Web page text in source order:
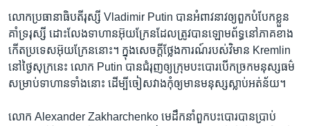
លោក​ប្រធានាធិបតី​រុស្សី ​Vladimir Putin ​បាន​អំពាវនាវ​ឲ្យ​ពួក​បំបែក​ខ្លួន​
គាំទ្រ​រុស្សី​ ដោះ​លែង​ទាហានអ៊ុយក្រែន​ដែលត្រូវ​បាន​ឡោមព័ទ្ធ​នៅ​ភាគ​ខាង
កើត​ប្រទេស​អ៊ុយក្រែន​នោះ។ ​ក្នុង​សេចក្ដី​ថ្លែង​ការណ៍​របស់​វិមាន​ Kremlin ​
នៅ​ថ្ងៃ​សុក្រ​នេះ ​លោក Putin ​បាន​ជំរុញ​ឲ្យ​ក្រុមបះបោរ​បើក​ច្រក​មនុស្សធម៌​
សម្រាប់​ទាហាន​ទាំង​នោះ​ ដើម្បី​ចៀសវាង​កុំ​ឲ្យ​មាន​មនុស្ស​ស្លាប់​អត់​ន័យ​។​
លោក ​Alexander Zakharchenko ​មេ​ដឹកនាំ​ពួក​បះបោរ​បាន​ប្រាប់​